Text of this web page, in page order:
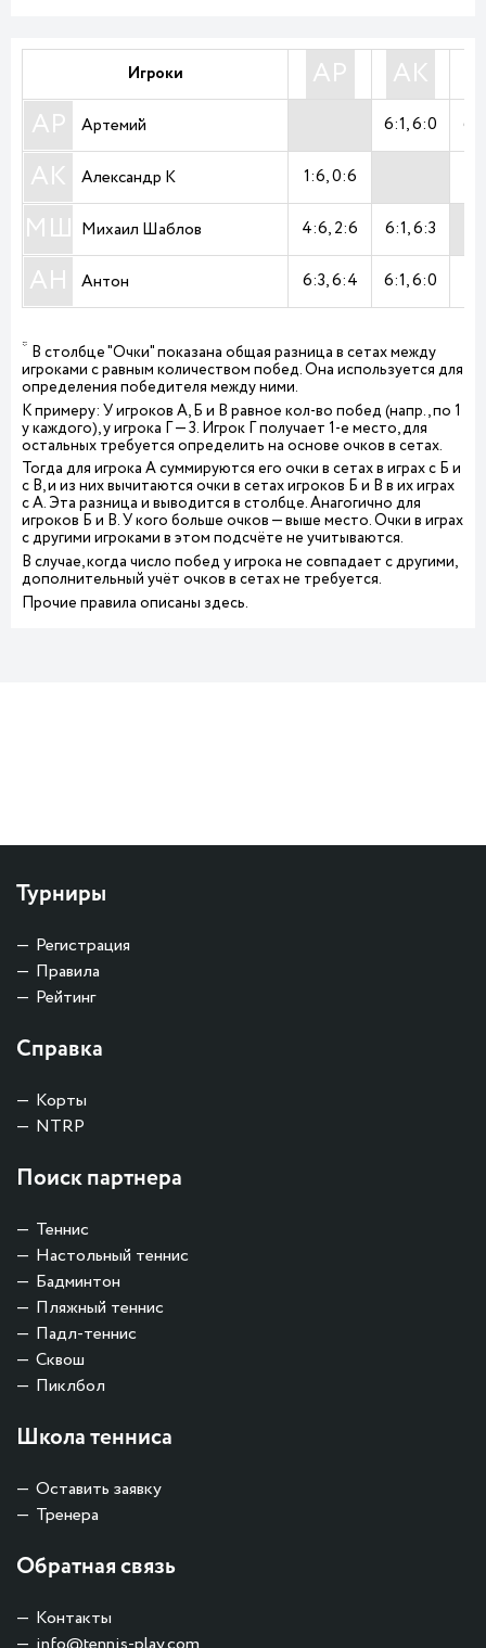
ЗАВЕРШЁН
Игроки АР АК
АР
Артемий 6:1 6:0
АК Александр К 1:6 0:6
МШ Михаил Шаблов 4:6 2:6 6:1 6:3
АН Антон 6:3 6:4 6:1 6:0
* В столбце "Очки" показана общая разница в сетах между
игроками с равным количеством побед. Она используется для
определения победителя между ними.
К примеру: У игроков А, Б и В равное кол-во побед (напр., по 1
у каждого), у игрока Г — 3. Игрок Г получает 1-е место, для
остальных требуется определить на основе очков в сетах.
Тогда для игрока А суммируются его очки в сетах в играх с Б и
с В, и из них вычитаются очки в сетах игроков Б и В в их играх
с А. Эта разница и выводится в столбце. Анагогично для
игроков Б и В. У кого больше очков — выше место. Очки в играх
с другими игроками в этом подсчёте не учитываются.
В случае, когда число побед у игрока не совпадает с другими,
дополнительный учёт очков в сетах не требуется.
Прочие правила описаны здесь.
Турниры
Регистрация
Правила
Рейтинг
Справка
Корты
NTRP
Поиск партнера
Теннис
Настольный теннис
Бадминтон
Пляжный теннис
Падл-теннис
Сквош
Пиклбол
Школа тенниса
Оставить заявку
Тренера
Обратная связь
Контакты